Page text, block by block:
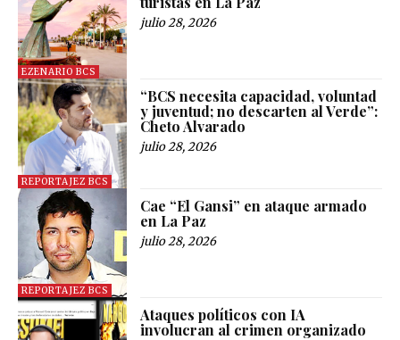
EZENARIO BCS
julio 28, 2026
REPORTAJEZ BCS
“BCS necesita capacidad, voluntad
y juventud; no descarten al Verde”:
Cheto Alvarado
julio 28, 2026
REPORTAJEZ BCS
Cae “El Gansi” en ataque armado
en La Paz
julio 28, 2026
Ataques políticos con IA
involucran al crimen organizado